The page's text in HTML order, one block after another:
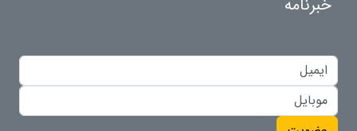
خبرنامه